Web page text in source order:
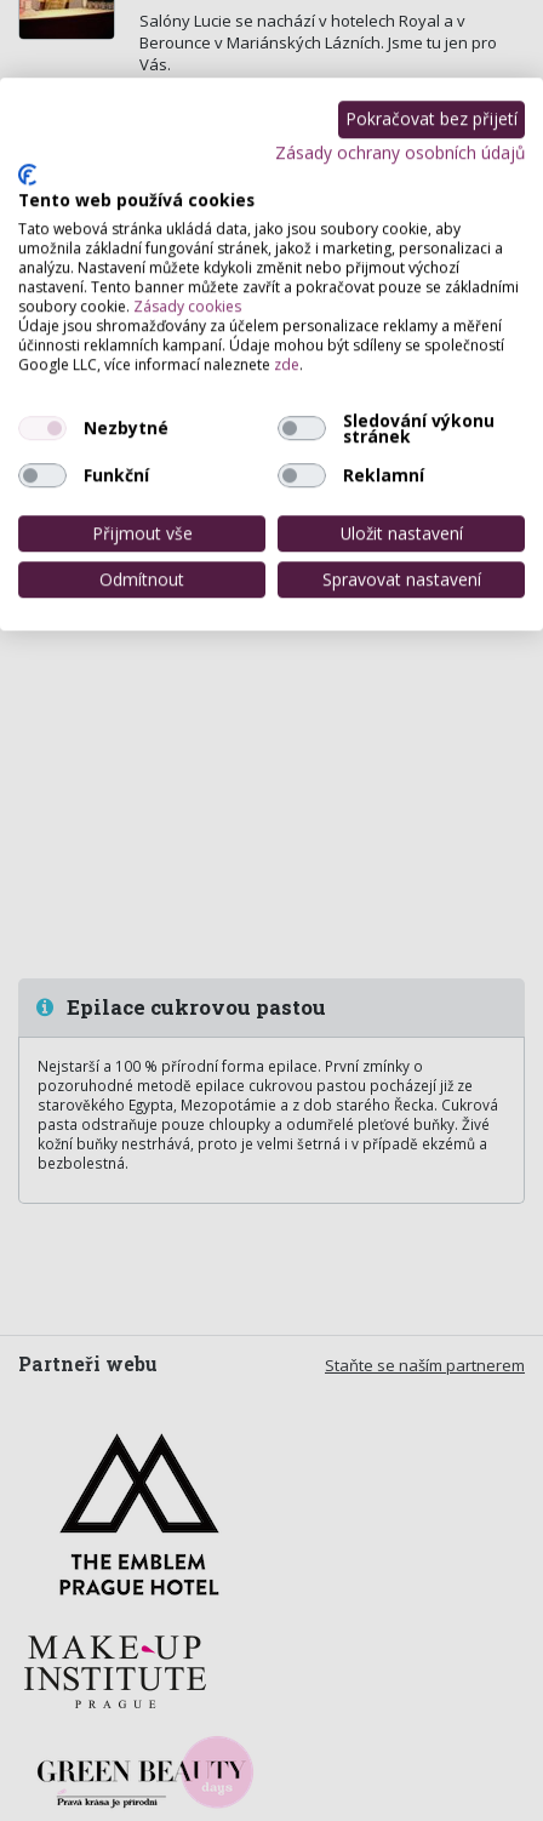
Salóny Lucie se nachází v hotelech Royal a v
Berounce v Mariánských Lázních. Jsme tu jen pro
Vás.
Rooseveltova 738, Stříbro
Péče o pleť a tělo kosmetikou Phyris. Péče o ruce
CND, Cuccio, Schellack, Platinum, EBD. Péče o nohy
Footlogix.
Salon Karla
Sadová 4850, Chomutov
Kosmetické a masérské služby.
Epilace cukrovou pastou
Nejstarší a 100 % přírodní forma epilace. První zmínky o
pozoruhodné metodě epilace cukrovou pastou pocházejí již ze
starověkého Egypta, Mezopotámie a z dob starého Řecka. Cukrová
pasta odstraňuje pouze chloupky a odumřelé pleťové buňky. Živé
kožní buňky nestrhává, proto je velmi šetrná i v případě ekzémů a
bezbolestná.
Staňte se naším partnerem
Partneři webu
Pokračovat bez přijetí
Zásady ochrany osobních údajů
Tento web používá cookies
Tato webová stránka ukládá data, jako jsou soubory cookie, aby
umožnila základní fungování stránek, jakož i marketing, personalizaci a
analýzu. Nastavení můžete kdykoli změnit nebo přijmout výchozí
nastavení. Tento banner můžete zavřít a pokračovat pouze se základními
soubory cookie. Zásady cookies
Údaje jsou shromažďovány za účelem personalizace reklamy a měření
účinnosti reklamních kampaní. Údaje mohou být sdíleny se společností
Google LLC, více informací naleznete zde.
Nezbytné Sledování výkonu
stránek
Funkční
Reklamní
Přijmout vše
Uložit nastavení
Odmítnout
Spravovat nastavení